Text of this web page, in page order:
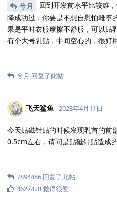
兮月
回到开发前水平比较难
降成功过，你要是不想自慰怕雌堕
果是平时衣服摩擦不舒服，可以贴
有个大号乳贴，中间空心的，很好
兮月 回复了此帖
飞天鲨鱼 2023年4月11日
今天贴磁针贴的时候发现乳首的前
0.5cm左右，请问是贴磁针贴造成
7894486 回复了此帖
4627428觉得很赞